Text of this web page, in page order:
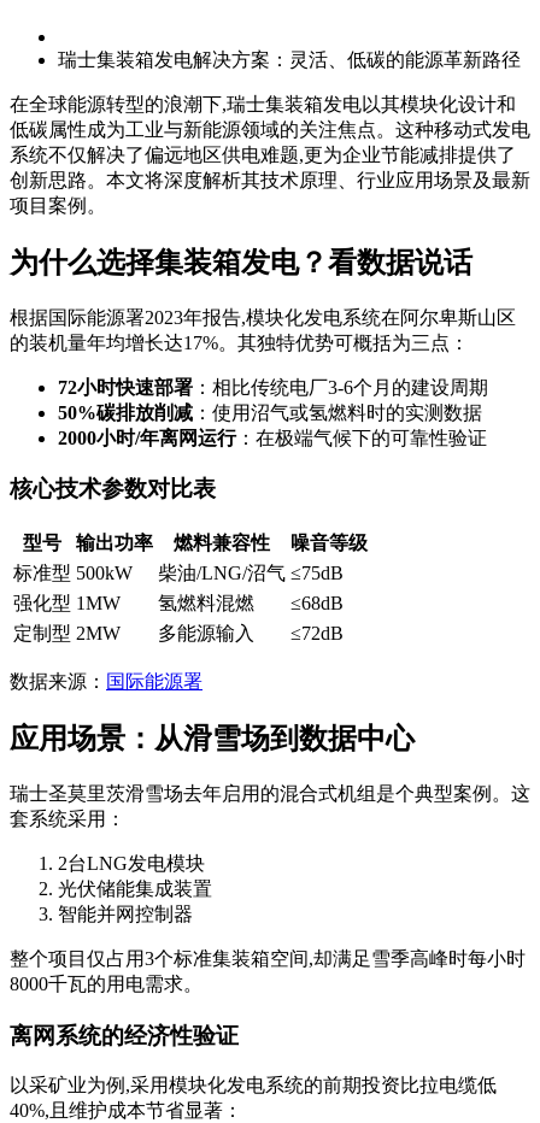
瑞士集装箱发电解决方案：灵活、低碳的能源革新路径
在全球能源转型的浪潮下,瑞士集装箱发电以其模块化设计和
低碳属性成为工业与新能源领域的关注焦点。这种移动式发电
系统不仅解决了偏远地区供电难题,更为企业节能减排提供了
创新思路。本文将深度解析其技术原理、行业应用场景及最新
项目案例。
为什么选择集装箱发电？看数据说话
根据国际能源署2023年报告,模块化发电系统在阿尔卑斯山区
的装机量年均增长达17%。其独特优势可概括为三点：
72小时快速部署 ：相比传统电厂3-6个月的建设周期
50%碳排放削减 ：使用沼气或氢燃料时的实测数据
2000小时/年离网运行：在极端气候下的可靠性验证
核心技术参数对比表
型号 输出功率 燃料兼容性
噪音等级
标准型 500kW 柴油/LNG/沼气 ≤75dB
强化型 1MW 氢燃料混燃
≤68dB
定制型 2MW 多能源输入 ≤72dB
数据来源： 国际能源署
应用场景：从滑雪场到数据中心
瑞士圣莫里茨滑雪场去年启用的混合式机组是个典型案例。这
套系统采用：
2台LNG发电模块
光伏储能集成装置
智能并网控制器
整个项目仅占用3个标准集装箱空间,却满足雪季高峰时每小时
8000千瓦的用电需求。
离网系统的经济性验证
以采矿业为例,采用模块化发电系统的前期投资比拉电缆低
40%,且维护成本节省显著：